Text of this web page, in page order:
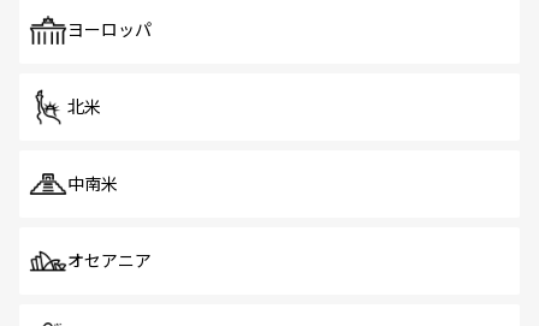
で、ホーカーズは地元の風情を楽しめる外せないスポット
ヨーロッパ
北米
中南米
オセアニア